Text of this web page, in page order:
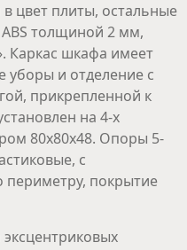
цвет плиты, остальные
толщиной 2 мм,
Каркас шкафа имеет
уборы и отделение с
прикрепленной к
на 4-х
80х80х48. Опоры 5-
с
периметру, покрытие